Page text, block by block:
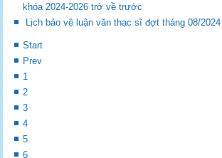
khóa 2024-2026 trở về trước
Lịch bảo vệ luận văn thạc sĩ đợt tháng 08/2024
Start
Prev
1
2
3
4
5
6